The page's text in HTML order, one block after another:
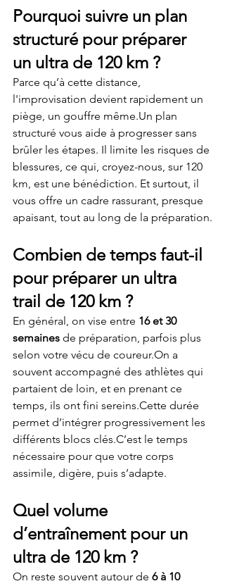
Pourquoi suivre un plan
structuré pour préparer
un ultra de 120 km ?
Parce qu’à cette distance,
l'improvisation devient rapidement un
piège, un gouffre même.Un plan
structuré vous aide à progresser sans
brûler les étapes. Il limite les risques de
blessures, ce qui, croyez-nous, sur 120
km, est une bénédiction. Et surtout, il
vous offre un cadre rassurant, presque
apaisant, tout au long de la préparation.
Combien de temps faut-il
pour préparer un ultra
trail de 120 km ?
En général, on vise entre 16 et 30
semaines de préparation, parfois plus
selon votre vécu de coureur.On a
souvent accompagné des athlètes qui
partaient de loin, et en prenant ce
temps, ils ont fini sereins.Cette durée
permet d’intégrer progressivement les
différents blocs clés.C’est le temps
nécessaire pour que votre corps
assimile, digère, puis s’adapte.
Quel volume
d’entraînement pour un
ultra de 120 km ?
On reste souvent autour de 6 à 10